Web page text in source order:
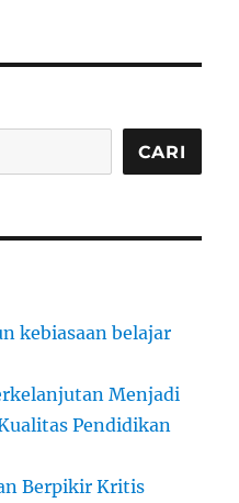
CARI
kebiasaan belajar
Menjadi
Pendidikan
Berpikir Kritis